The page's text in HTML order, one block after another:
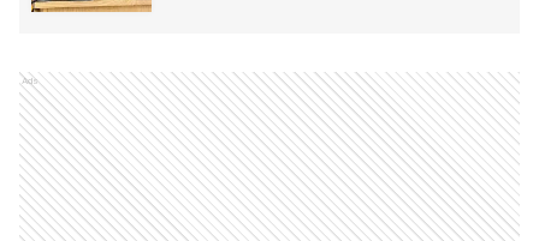
Ads